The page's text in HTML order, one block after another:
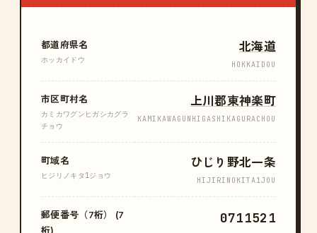
都道府県名
ホッカイドウ
北海道
HOKKAIDOU
市区町村名
カミカワグンヒガシカグラ
チョウ
上川郡東神楽町
KAMIKAWAGUNHIGASHIKAGURACHOU
町域名
ヒジリノキタ1ジョウ
ひじり野北一条
HIJIRINOKITA1JOU
郵便番号（7桁） (7
桁)
0711521